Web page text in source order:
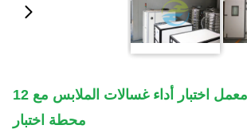
IEC 60456 معمل اختبار أداء غسالات الملابس مع 12
محطة اختبار